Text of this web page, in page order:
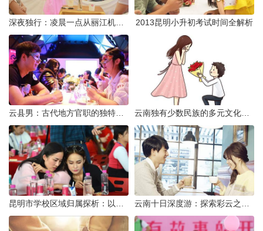
2013昆明小升初考试时间全解析